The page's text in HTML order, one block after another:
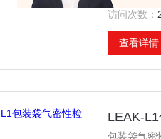
经跌落、耐
访问次数：
查看详情
LEAK-
包装袋气密